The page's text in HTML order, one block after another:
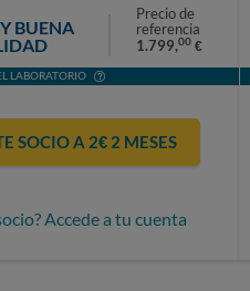
BUENA
Precio de
referencia
1.799,00 €
LABORATORIO
SOCIO A 2€ 2 MESES
Accede a tu cuenta